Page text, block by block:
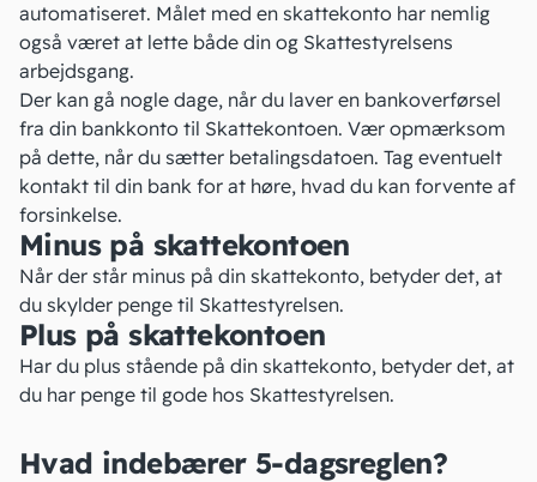
automatiseret. Målet med en skattekonto har nemlig
også været at lette både din og Skattestyrelsens
arbejdsgang.
Der kan gå nogle dage, når du laver en bankoverførsel
fra din bankkonto til Skattekontoen. Vær opmærksom
på dette, når du sætter betalingsdatoen. Tag eventuelt
kontakt til din bank for at høre, hvad du kan forvente af
forsinkelse.
Minus på skattekontoen
Når der står minus på din skattekonto, betyder det, at
du skylder penge til Skattestyrelsen.
Plus på skattekontoen
Har du plus stående på din skattekonto, betyder det, at
du har penge til gode hos Skattestyrelsen.
Hvad indebærer 5-dagsreglen?